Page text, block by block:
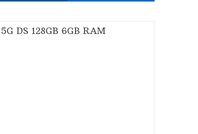
DS 128GB 6GB RAM